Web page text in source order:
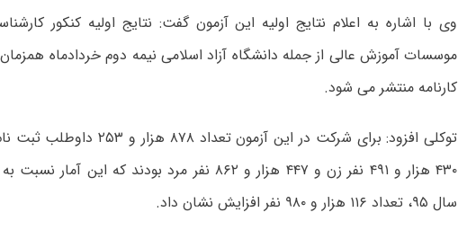
وی با اشاره به اعلام نتایج اولیه این آزمون گفت: نتایج اولیه کنکور
موسسات آموزش عالی از جمله دانشگاه آزاد اسلامی نیمه دوم خردادماه
کارنامه منتشر می شود.
توکلی افزود: برای شرکت در این آزمون
۴۳۰ هزار و ۴۹۱ نفر زن و ۴۴۷ هزار و ۸۶۲ نفر مرد بودند که
سال ۹۵، تعداد ۱۱۶ هزار و ۹۸۰ نفر افزایش نشان داد.